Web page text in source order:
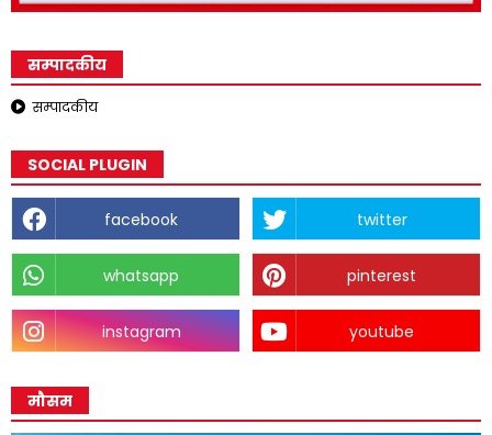
सम्पादकीय
सम्पादकीय
SOCIAL PLUGIN
facebook twitter
whatsapp pinterest
instagram youtube
मौसम